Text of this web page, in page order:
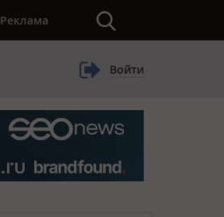
Реклама
Войти